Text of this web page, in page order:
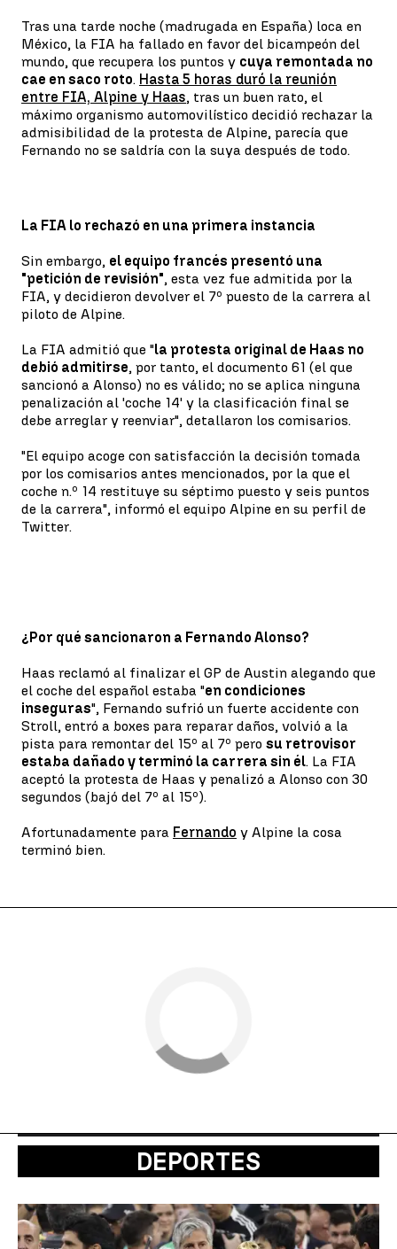
Tras una tarde noche (madrugada en España) loca en
México, la FIA ha fallado en favor del bicampeón del
mundo, que recupera los puntos y cuya remontada no
cae en saco roto. Hasta 5 horas duró la reunión
entre FIA, Alpine y Haas, tras un buen rato, el
máximo organismo automovilístico decidió rechazar la
admisibilidad de la protesta de Alpine, parecía que
Fernando no se saldría con la suya después de todo.
La FIA lo rechazó en una primera instancia
Sin embargo, el equipo francés presentó una
"petición de revisión", esta vez fue admitida por la
FIA, y decidieron devolver el 7º puesto de la carrera al
piloto de Alpine.
La FIA admitió que "la protesta original de Haas no
debió admitirse, por tanto, el documento 61 (el que
sancionó a Alonso) no es válido; no se aplica ninguna
penalización al 'coche 14' y la clasificación final se
debe arreglar y reenviar", detallaron los comisarios.
"El equipo acoge con satisfacción la decisión tomada
por los comisarios antes mencionados, por la que el
coche n.º 14 restituye su séptimo puesto y seis puntos
de la carrera", informó el equipo Alpine en su perfil de
Twitter.
¿Por qué sancionaron a Fernando Alonso?
Haas reclamó al finalizar el GP de Austin alegando que
el coche del español estaba "en condiciones
inseguras", Fernando sufrió un fuerte accidente con
Stroll, entró a boxes para reparar daños, volvió a la
pista para remontar del 15º al 7º pero su retrovisor
estaba dañado y terminó la carrera sin él. La FIA
aceptó la protesta de Haas y penalizó a Alonso con 30
segundos (bajó del 7º al 15º).
Afortunadamente para Fernando y Alpine la cosa
terminó bien.
DEPORTES